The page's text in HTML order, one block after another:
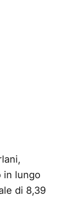
in lungo
di 8,39